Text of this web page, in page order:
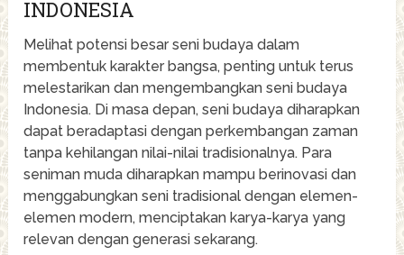
INDONESIA
Melihat potensi besar seni budaya dalam
membentuk karakter bangsa, penting untuk terus
melestarikan dan mengembangkan seni budaya
Indonesia. Di masa depan, seni budaya diharapkan
dapat beradaptasi dengan perkembangan zaman
tanpa kehilangan nilai-nilai tradisionalnya. Para
seniman muda diharapkan mampu berinovasi dan
menggabungkan seni tradisional dengan elemen-
elemen modern, menciptakan karya-karya yang
relevan dengan generasi sekarang.